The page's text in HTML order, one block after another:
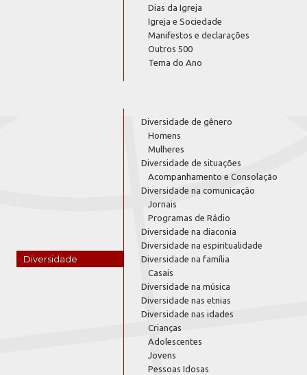
Dias da Igreja
Igreja e Sociedade
Manifestos e declarações
Outros 500
Tema do Ano
Diversidade
Diversidade de gênero
Homens
Mulheres
Diversidade de situações
Acompanhamento e Consolação
Diversidade na comunicação
Jornais
Programas de Rádio
Diversidade na diaconia
Diversidade na espiritualidade
Diversidade na família
Casais
Diversidade na música
Diversidade nas etnias
Diversidade nas idades
Crianças
Adolescentes
Jovens
Pessoas Idosas